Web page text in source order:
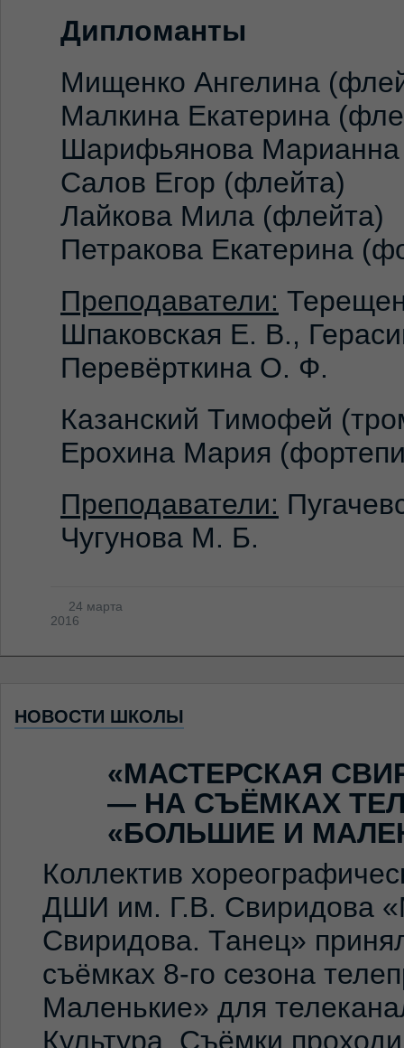
Дипломанты
Мищенко Ангелина
Малкина Екатерина
Шарифьянова
Салов Егор (флейта)
Лайкова Мила (флейта)
Петракова Екатерина
Преподаватели:
Шпаковская Е. В.,
Перевёрткина О. Ф.
Казанский Тимофей
Ерохина Мария
Преподаватели:
Чугунова М. Б.
24 марта
2016
НОВОСТИ ШКОЛЫ
«МАСТЕРСКАЯ
— НА СЪЁМКАХ
«БОЛЬШИЕ И
Коллектив
ДШИ им. Г.В. Свиридова
Свиридова. Танец»
съёмках 8-го сезона
Маленькие» для
Культура. Съёмки